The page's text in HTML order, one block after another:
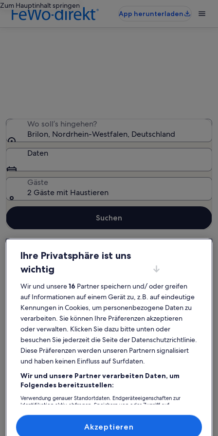
Zum Hauptinhalt springen
App herunterladen
Wo soll’s hingehen?
Brilon, Nordrhein-Westfalen, Deutschland
Daten
Gäste
2 Gäste mit Haustieren
Suchen
Haustierfreundliche Ferienunterkünfte in Brilon
Brilon: Entdecke
haustierfreundliche
Ferienunterkünfte
Weitere Infos zu 14 Persons Feriënhaus mit Bar, Sauna und
Weitere
Ihre Privatsphäre ist uns
wichtig
Wir und unsere16 Partner speichern und/ oder greifen
auf Informationen auf einem Gerät zu, z.B. auf eindeutige
Kennungen in Cookies, um personenbezogene Daten zu
verarbeiten. Sie können Ihre Präferenzen akzeptieren
oder verwalten. Klicken Sie dazu bitte unten oder
besuchen Sie jederzeit die Seite der Datenschutzrichtlinie.
Diese Präferenzen werden unseren Partnern signalisiert
und haben keinen Einfluss auf Surfdaten.
Wir und unsere Partner verarbeiten Daten, um
Folgendes bereitzustellen:
Verwendung genauer Standortdaten. Endgeräteeigenschaften zur
Identifikation aktiv abfragen. Speichern von oder Zugriff auf
Inhalte, Messung von Werbeleistung und der Performance von Inhalten,
Zielgruppenforschung sowie Entwicklung und Verbesserung von
Akzeptieren